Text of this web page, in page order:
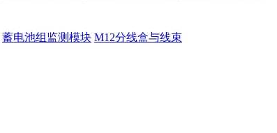
蓄电池组监测模块 M12分线盒与线束